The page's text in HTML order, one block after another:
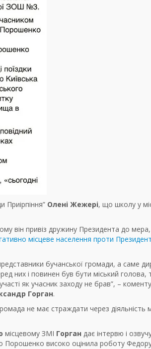
Приірпіння” Олені Жежері, що школу у
він привіз дружину Президента до
місцеве населення проти
бучанської громади, а саме
них і повинен був бути міський голова,
як учасник заходу не брав”, –
Горган.
не має страждати через діяльність
місцевому ЗМІ Горган дає інтервю і
Порошенко високо оцінила роботу